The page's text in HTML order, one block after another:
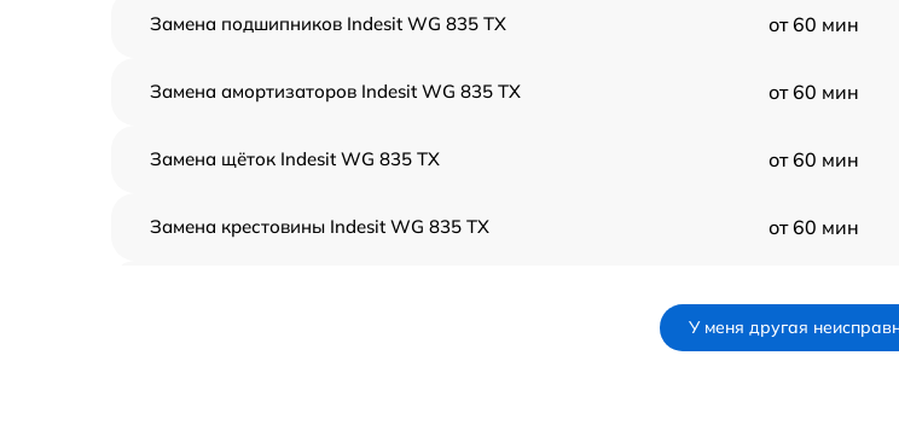
Замена подшипников Indesit WG 835 TX от 60 мин
Замена амортизаторов Indesit WG 835 TX от 60 мин
Замена щёток Indesit WG 835 TX от 60 мин
Замена крестовины Indesit WG 835 TX от 60 мин
У меня другая